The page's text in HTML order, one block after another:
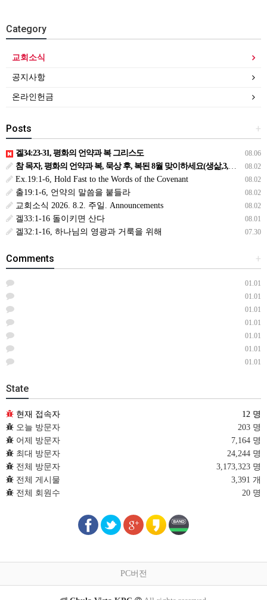
Category
교회소식
공지사항
온라인헌금
+
Posts
08.06
겔34:23-31, 평화의 언약과 복 그리스도
08.02
참 목자, 평화의 언약과 복, 묵상 후, 복된 8월 맞이하세요(생삶,3,월) *예수생명 내생명 우리생명!
08.02
Ex.19:1-6, Hold Fast to the Words of the Covenant
08.02
출19:1-6, 언약의 말씀을 붙들라
08.02
교회소식 2026. 8.2. 주일. Announcements
08.01
겔33:1-16 돌이키면 산다
07.30
겔32:1-16, 하나님의 영광과 거룩을 위해
+
Comments
01.01
01.01
01.01
01.01
01.01
01.01
01.01
State
현재 접속자
12 명
오늘 방문자
203 명
어제 방문자
7,164 명
최대 방문자
24,244 명
전체 방문자
3,173,323 명
전체 게시물
3,391 개
전체 회원수
20 명
PC버전